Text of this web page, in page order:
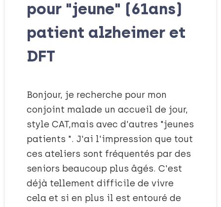
pour "jeune" (61ans)
patient alzheimer et
DFT
Bonjour, je recherche pour mon
conjoint malade un accueil de jour,
style CAT,mais avec d'autres "jeunes
patients ". J'ai l'impression que tout
ces ateliers sont fréquentés par des
seniors beaucoup plus âgés. C'est
déjà tellement difficile de vivre
cela et si en plus il est entouré de